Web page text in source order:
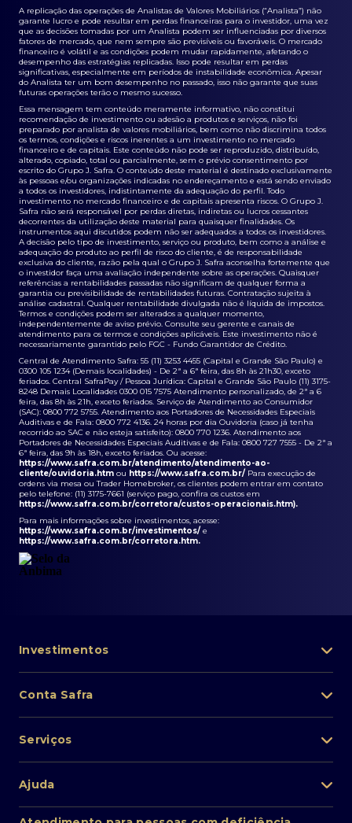
A replicação das operações de Analistas de Valores Mobiliários (“Analista”) não
garante lucro e pode resultar em perdas financeiras para o investidor, uma vez
que as decisões tomadas por um Analista podem ser influenciadas por diversos
fatores de mercado, que nem sempre são previsíveis ou favoráveis. O mercado
financeiro é volátil e as condições podem mudar rapidamente, afetando o
desempenho das estratégias replicadas. Isso pode resultar em perdas
significativas, especialmente em períodos de instabilidade econômica. Apesar
do Analista ter um bom desempenho no passado, isso não garante que suas
futuras operações terão o mesmo sucesso.
Essa mensagem tem conteúdo meramente informativo, não constitui
recomendação de investimento ou adesão a produtos e serviços, não foi
preparado por analista de valores mobiliários, bem como não discrimina todos
os termos, condições e riscos inerentes a um investimento no mercado
financeiro e de capitais. Este conteúdo não pode ser reproduzido, distribuído,
alterado, copiado, total ou parcialmente, sem o prévio consentimento por
escrito do Grupo J. Safra. O conteúdo deste material é destinado exclusivamente
às pessoas e/ou organizações indicadas no endereçamento e está sendo enviado
a todos os investidores, indistintamente da adequação do perfil. Todo
investimento no mercado financeiro e de capitais apresenta riscos. O Grupo J.
Safra não será responsável por perdas diretas, indiretas ou lucros cessantes
decorrentes da utilização deste material para quaisquer finalidades. Os
instrumentos aqui discutidos podem não ser adequados a todos os investidores.
A decisão pelo tipo de investimento, serviço ou produto, bem como a análise e
adequação do produto ao perfil de risco do cliente, é de responsabilidade
exclusiva do cliente, razão pela qual o Grupo J. Safra aconselha fortemente que
o investidor faça uma avaliação independente sobre as operações. Quaisquer
referências a rentabilidades passadas não significam de qualquer forma a
garantia ou previsibilidade de rentabilidades futuras. Contratação sujeita à
análise cadastral. Qualquer rentabilidade divulgada não é líquida de impostos.
Termos e condições podem ser alterados a qualquer momento,
independentemente de aviso prévio. Consulte seu gerente e canais de
atendimento para os termos e condições aplicáveis. Este investimento não é
necessariamente garantido pelo FGC - Fundo Garantidor de Crédito.
Central de Atendimento Safra: 55 (11) 3253 4455 (Capital e Grande São Paulo) e
0300 105 1234 (Demais localidades) - De 2ª a 6ª feira, das 8h às 21h30, exceto
feriados. Central SafraPay / Pessoa Jurídica: Capital e Grande São Paulo (11) 3175-
8248 Demais Localidades 0300 015 7575 Atendimento personalizado, de 2ª a 6
feira, das 8h às 21h, exceto feriados. Serviço de Atendimento ao Consumidor
(SAC): 0800 772 5755. Atendimento aos Portadores de Necessidades Especiais
Auditivas e de Fala: 0800 772 4136. 24 horas por dia Ouvidoria (caso já tenha
recorrido ao SAC e não esteja satisfeito): 0800 770 1236. Atendimento aos
Portadores de Necessidades Especiais Auditivas e de Fala: 0800 727 7555 - De 2ª a
6ª feira, das 9h às 18h, exceto feriados. Ou acesse:
https://www.safra.com.br/atendimento/atendimento-ao-
cliente/ouvidoria.htm ou https://www.safra.com.br/ Para execução de
ordens via mesa ou Trader Homebroker, os clientes podem entrar em contato
pelo telefone: (11) 3175-7661 (serviço pago, confira os custos em
https://www.safra.com.br/corretora/custos-operacionais.htm).
Para mais informações sobre investimentos, acesse:
https://www.safra.com.br/investimentos/ e
https://www.safra.com.br/corretora.htm.
Investimentos
Lista de fundos de investimento
Private Banking
Renda fixa
Conta Safra
Pessoa Física
Cartões
Empréstimos e financiamentos
Serviços
Perda/roubo de celular
Ajuda
Atendimento ao cliente